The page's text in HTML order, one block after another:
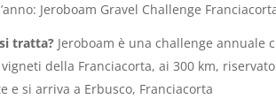
Jeroboam Gravel Challenge
tratta? Jeroboam è una challenge annuale
della Franciacorta, ai 300 km,
e si arriva a Erbusco, Franciacorta